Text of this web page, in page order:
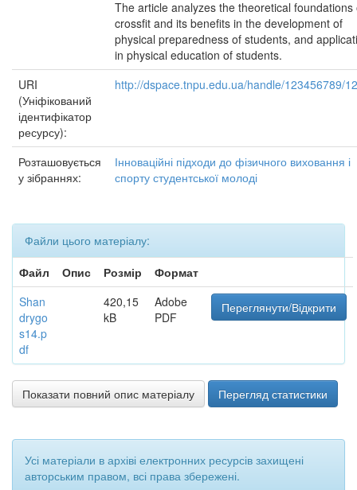
The article analyzes the theoretical foundations
crossfit and its benefits in the development of
physical preparedness of students, and
in physical education of students.
URI
(Уніфікований
ідентифікатор
ресурсу):
http://dspace.tnpu.edu.ua/handle/123456789/
Розташовується
у зібраннях:
Інноваційні підходи до фізичного виховання і
спорту студентської молоді
Файли цього матеріалу:
Файл
Опис Розмір
Формат
Shan
drygo
s14.p
df
420,15
kB
Adobe
PDF
Переглянути/Відкрити
Показати повний опис матеріалу Перегляд статистики
Усі матеріали в архіві електронних ресурсів захищені
авторським правом, всі права збережені.